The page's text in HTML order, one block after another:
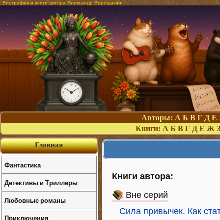
Биография и книги автора Александр Верещагин
Авторы: А Б В Г Д Е
Книги: А Б В Г Д Е Ж З
Книги автора:
Вне серий
Сила привычек. Как
Главная
Фантастика
Детективы и Триллеры
Любовные романы
Приключения